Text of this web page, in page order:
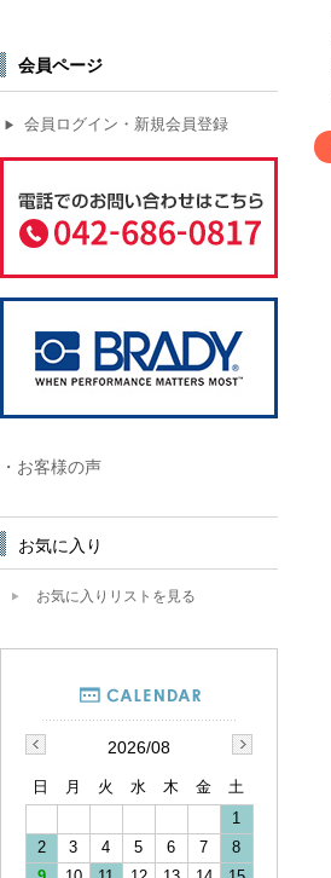
会員ページ
▶ 会員ログイン・新規会員登録
・お客様の声
お気に入り
お気に入りリストを見る
2026/08
日 月 火 水 木 金
土
1
2
3 4 5 6 7
8